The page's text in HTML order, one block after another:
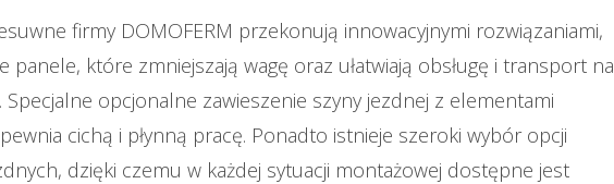
firmy DOMOFERM przekonują innowacyjnymi rozwiązaniami,
panele, które zmniejszają wagę oraz ułatwiają obsługę i transport na
Specjalne opcjonalne zawieszenie szyny jezdnej z elementami
cichą i płynną pracę. Ponadto istnieje szeroki wybór opcji
dzięki czemu w każdej sytuacji montażowej dostępne jest